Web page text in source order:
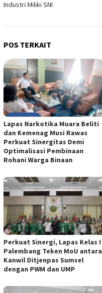
Industri Miliki SNI
POS TERKAIT
Lapas Narkotika Muara Beliti
dan Kemenag Musi Rawas
Perkuat Sinergitas Demi
Optimalisasi Pembinaan
Rohani Warga Binaan
Perkuat Sinergi, Lapas Kelas I
Palembang Teken MoU antara
Kanwil Ditjenpas Sumsel
dengan PWM dan UMP